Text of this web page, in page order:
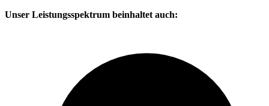
Unser Leistungsspektrum beinhaltet auch: